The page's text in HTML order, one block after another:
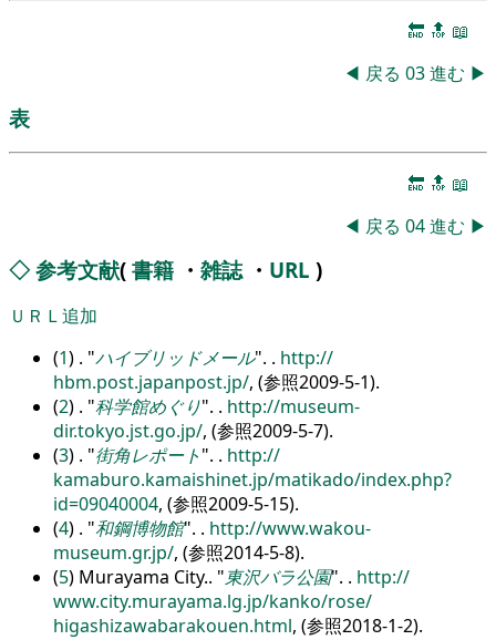
🔚 🔝 📖
◀ 戻る 03進む ▶
表
🔚 🔝 📖
◀ 戻る 04進む ▶
◇ 参考文献( 書籍 ・ 雑誌・ URL )
ＵＲＬ追加
(1) . ハイブリッドメール . . http://
hbm.post.japanpost.jp/, (参照2009-5-1).
(2) . 科学館めぐり . . http://museum-
dir.tokyo.jst.go.jp/, (参照2009-5-7).
(3) . 街角レポート . . http://
kamaburo.kamaishinet.jp/matikado/index.php?
id=09040004, (参照2009-5-15).
(4) . 和鋼博物館 . . http://www.wakou-
museum.gr.jp/, (参照2014-5-8).
(5) Murayama City.. 東沢バラ公園 . . http://
www.city.murayama.lg.jp/kanko/rose/
higashizawabarakouen.html, (参照2018-1-2).